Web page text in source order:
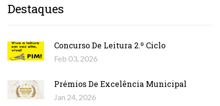
Destaques
Concurso De Leitura 2.º Ciclo
Feb 03, 2026
Prémios De Excelência Municipal
Jan 24, 2026